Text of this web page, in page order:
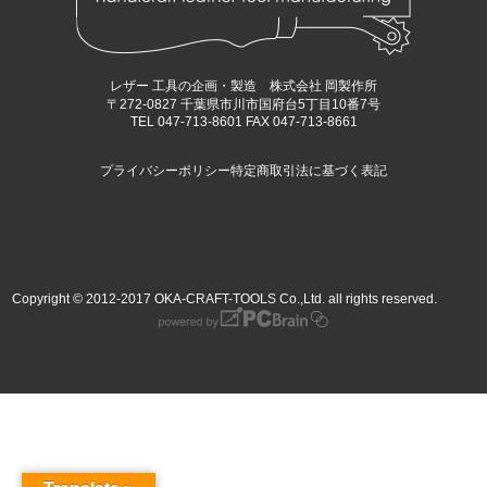
レザー 工具の企画・製造 株式会社 岡製作所
〒272-0827 千葉県市川市国府台5丁目10番7号
TEL 047-713-8601 FAX 047-713-8661
プライバシーポリシー特定商取引法に基づく表記
Copyright © 2012-2017 OKA-CRAFT-TOOLS Co.,Ltd. all rights reserved.